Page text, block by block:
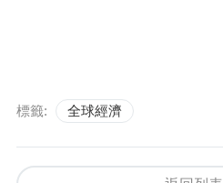
標籤: 全球經濟